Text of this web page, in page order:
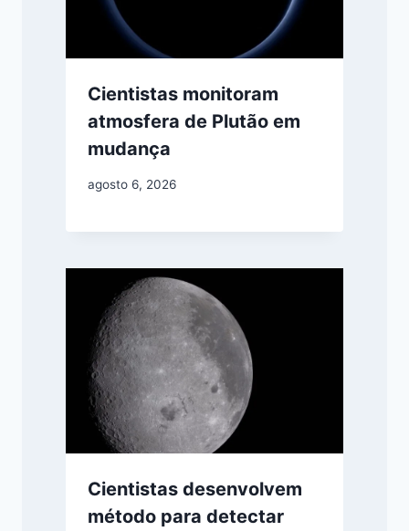
Cientistas monitoram
atmosfera de Plutão em
mudança
agosto 6, 2026
Cientistas desenvolvem
método para detectar